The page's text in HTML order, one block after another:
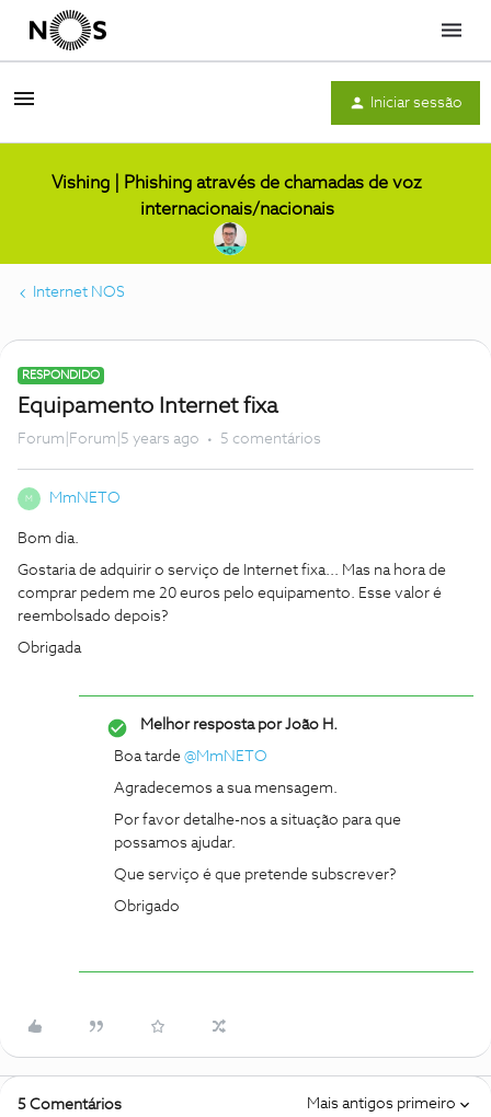
Menu
Iniciar sessão
Vishing | Phishing através de chamadas de voz
internacionais/nacionais
Internet NOS
RESPONDIDO
Equipamento Internet fixa
Forum|Forum|5 years ago 5 comentários
M MmNETO
Bom dia.
Gostaria de adquirir o serviço de Internet fixa... Mas na hora de
comprar pedem me 20 euros pelo equipamento. Esse valor é
reembolsado depois?
Obrigada
Melhor resposta porJoão H.
Boa tarde @MmNETO
Agradecemos a sua mensagem.
Por favor detalhe-nos a situação para que
possamos ajudar.
Que serviço é que pretende subscrever?
Obrigado
5 Comentários Mais antigos primeiro